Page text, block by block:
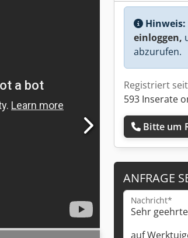
Hinweis:
einloggen,
abzurufen.
Registriert
593 Inserate
Bitte um
ANFRAGE
Nachricht*